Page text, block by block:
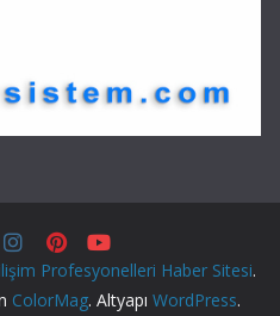
Profesyonelleri Haber Sitesi.
ColorMag. Altyapı WordPress.